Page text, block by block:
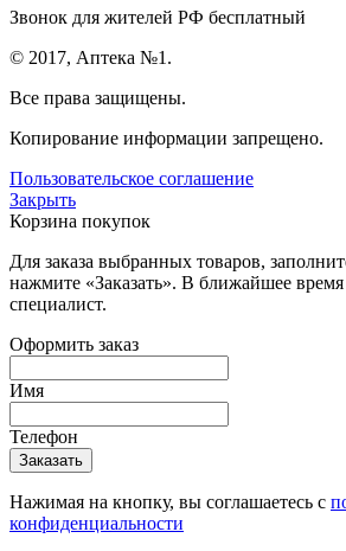
Звонок для жителей РФ бесплатный
© 2017, Аптека №1.
Все права защищены.
Копирование информации запрещено.
Пользовательское соглашение
Закрыть
Корзина покупок
Для заказа выбранных товаров,
нажмите «Заказать». В ближайшее
специалист.
Оформить заказ
Имя
Телефон
Нажимая на кнопку, вы соглашаетесь с
конфиденциальности